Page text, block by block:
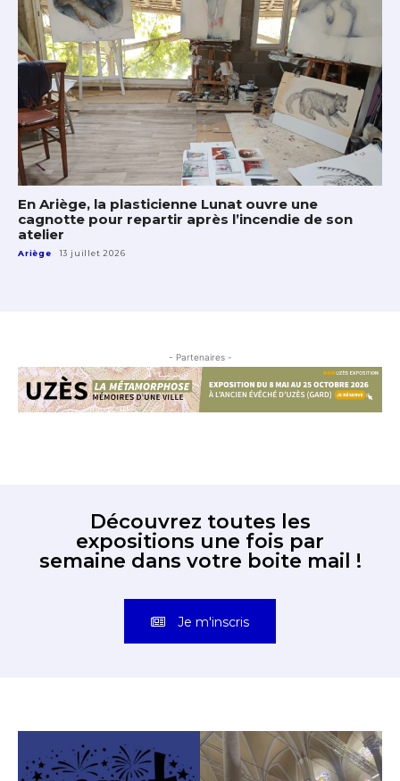
En Ariège, la plasticienne Lunat ouvre une
cagnotte pour repartir après l’incendie de son
atelier
Ariège 13 juillet 2026
- Partenaires -
Découvrez toutes les
expositions une fois par
semaine dans votre boite mail !
Je m'inscris